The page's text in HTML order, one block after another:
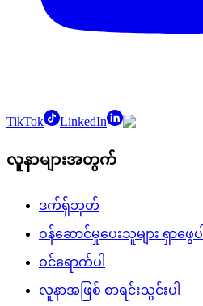
TikTok LinkedIn
လူနာများအတွက်
ဒက်ရှ်ဘုတ်
ဝန်ဆောင်မှုပေးသူများ ရှာဖွေပါ
ဝင်ရောက်ပါ
လူနာအဖြစ် စာရင်းသွင်းပါ